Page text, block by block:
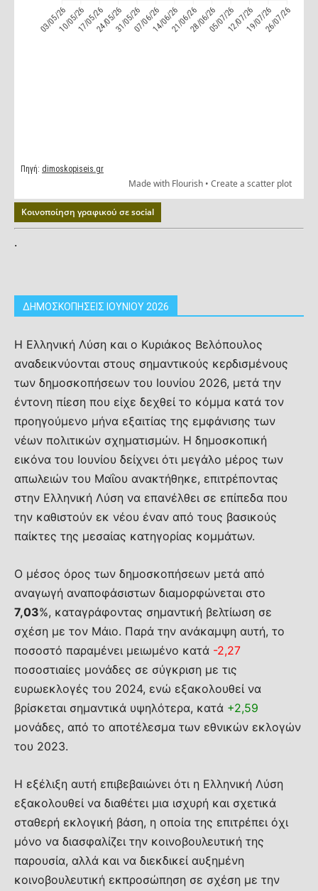
Κοινοποίηση γραφικού σε social
.
ΔΗΜΟΣΚΟΠΗΣΕΙΣ ΙΟΥΝΙΟΥ 2026
Η Ελληνική Λύση και ο Κυριάκος Βελόπουλος
αναδεικνύονται στους σημαντικούς κερδισμένους
των δημοσκοπήσεων του Ιουνίου 2026, μετά την
έντονη πίεση που είχε δεχθεί το κόμμα κατά τον
προηγούμενο μήνα εξαιτίας της εμφάνισης των
νέων πολιτικών σχηματισμών. Η δημοσκοπική
εικόνα του Ιουνίου δείχνει ότι μεγάλο μέρος των
απωλειών του Μαΐου ανακτήθηκε, επιτρέποντας
στην Ελληνική Λύση να επανέλθει σε επίπεδα που
την καθιστούν εκ νέου έναν από τους βασικούς
παίκτες της μεσαίας κατηγορίας κομμάτων.
Ο μέσος όρος των δημοσκοπήσεων μετά από
αναγωγή αναποφάσιστων διαμορφώνεται στο
7,03%, καταγράφοντας σημαντική βελτίωση σε
σχέση με τον Μάιο. Παρά την ανάκαμψη αυτή, το
ποσοστό παραμένει μειωμένο κατά -2,27
ποσοστιαίες μονάδες σε σύγκριση με τις
ευρωεκλογές του 2024, ενώ εξακολουθεί να
βρίσκεται σημαντικά υψηλότερα, κατά +2,59
μονάδες, από το αποτέλεσμα των εθνικών εκλογών
του 2023.
Η εξέλιξη αυτή επιβεβαιώνει ότι η Ελληνική Λύση
εξακολουθεί να διαθέτει μια ισχυρή και σχετικά
σταθερή εκλογική βάση, η οποία της επιτρέπει όχι
μόνο να διασφαλίζει την κοινοβουλευτική της
παρουσία, αλλά και να διεκδικεί αυξημένη
κοινοβουλευτική εκπροσώπηση σε σχέση με την